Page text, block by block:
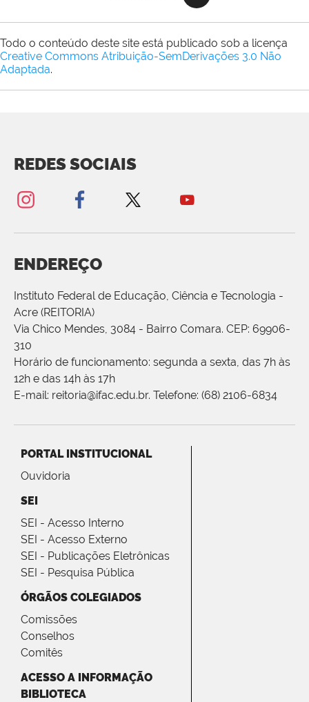
Todo o conteúdo deste site está publicado sob a licença
Creative Commons Atribuição-SemDerivações 3.0 Não
Adaptada.
REDES SOCIAIS
ENDEREÇO
Instituto Federal de Educação, Ciência e Tecnologia -
Acre (REITORIA)
Via Chico Mendes, 3084 - Bairro Comara. CEP: 69906-
310
Horário de funcionamento: segunda a sexta, das 7h às
12h e das 14h às 17h
E-mail: reitoria@ifac.edu.br. Telefone: (68) 2106-6834
PORTAL INSTITUCIONAL
Ouvidoria
SEI
SEI - Acesso Interno
SEI - Acesso Externo
SEI - Publicações Eletrônicas
SEI - Pesquisa Pública
ÓRGÃOS COLEGIADOS
Comissões
Conselhos
Comitês
ACESSO A INFORMAÇÃO
BIBLIOTECA